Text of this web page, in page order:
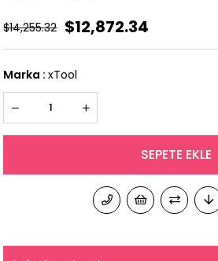
$14,255.32 $12,872.34
Marka : xTool